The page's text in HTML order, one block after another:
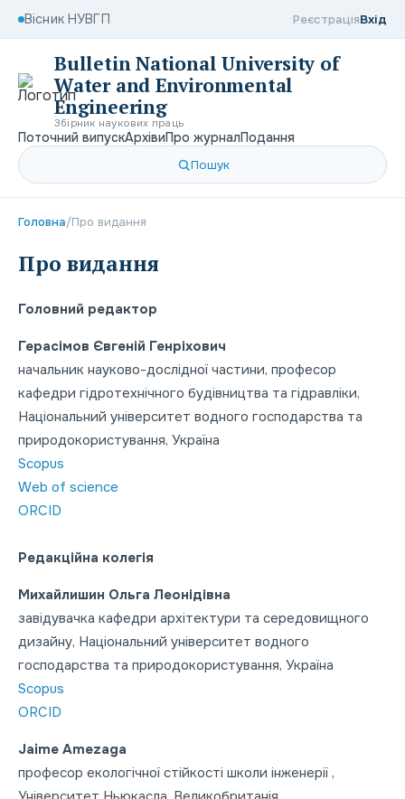
Вісник НУВГП РеєстраціяВхід
Bulletin National University of
Water and Environmental
Engineering
Збірник наукових праць
Поточний випускАрхівиПро журналПодання
Пошук
Головна/Про видання
Про видання
Головний редактор
Герасімов Євгеній Генріхович
начальник науково-дослідної частини, професор
кафедри гідротехнічного будівництва та гідравліки,
Національний університет водного господарства та
природокористування, Україна
Scopus
Web of science
ORCID
Редакційна колегія
Михайлишин Ольга Леонідівна
завідувачка кафедри архітектури та середовищного
дизайну, Національний університет водного
господарства та природокористування, Україна
Scopus
ORCID
Jaime Amezaga
професор екологічної стійкості школи інженерії ,